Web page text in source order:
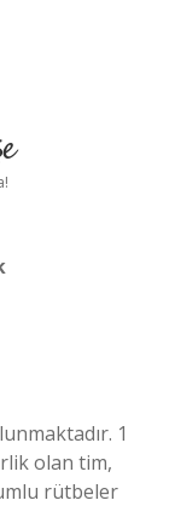
1
olan tim,
rütbeler